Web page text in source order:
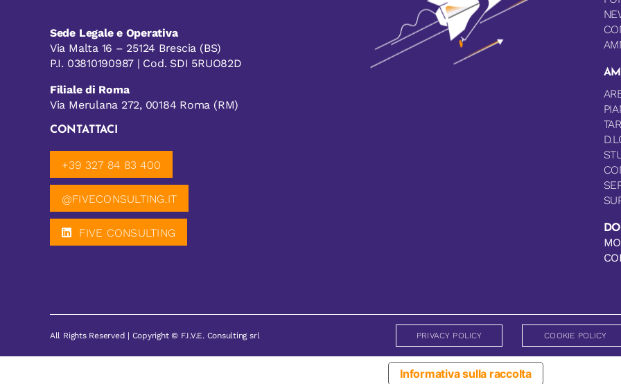
Sede Legale e Operativa
Via Malta 16 – 25124 Brescia (BS)
P.I. 03810190987 | Cod. SDI 5RUO82D
Filiale di Roma
Via Merulana 272, 00184 Roma (RM)
CONTATTACI
+39 327 84 83 400
@FIVECONSULTING.IT
FIVE CONSULTING
All Rights Reserved | Copyright © F.I.V.E. Consulting srl PRIVACY POLICY COOKIE POLICY
Informativa sulla raccolta